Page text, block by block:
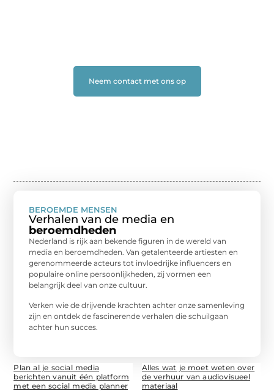
Neem contact met ons op
BEROEMDE MENSEN
Verhalen van de media en
beroemdheden
Nederland is rijk aan bekende figuren in de wereld van
media en beroemdheden. Van getalenteerde artiesten en
gerenommeerde acteurs tot invloedrijke influencers en
populaire online persoonlijkheden, zij vormen een
belangrijk deel van onze cultuur.
Verken wie de drijvende krachten achter onze samenleving
zijn en ontdek de fascinerende verhalen die schuilgaan
achter hun succes.
Plan al je social media
berichten vanuit één platform
met een social media planner
Alles wat je moet weten over
de verhuur van audiovisueel
materiaal